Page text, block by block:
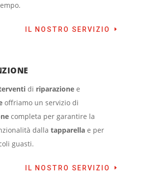
IL NOSTRO SERVIZIO
di riparazionee
offriamo un servizio di
completa per garantire la
dalla tapparellae per
guasti.
IL NOSTRO SERVIZIO